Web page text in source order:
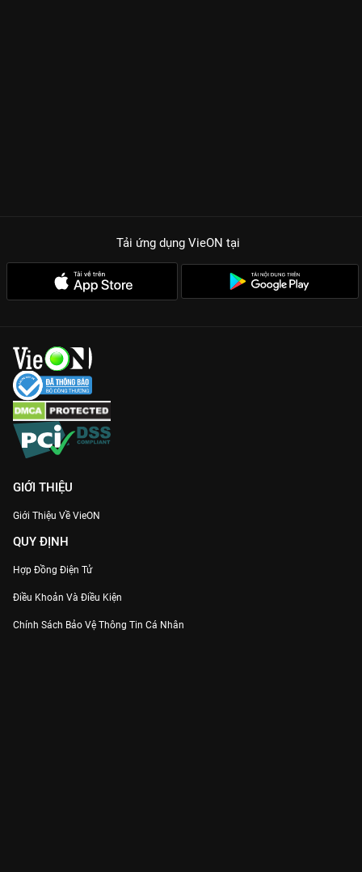
Tải ứng dụng VieON tại
GIỚI THIỆU
Giới Thiệu Về VieON
QUY ĐỊNH
Hợp Đồng Điện Tử
Điều Khoản Và Điều Kiện
Chính Sách Bảo Vệ Thông Tin Cá Nhân